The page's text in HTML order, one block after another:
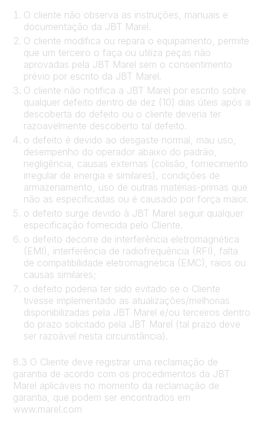
O cliente não observa as instruções, manuais e
documentação da JBT Marel.
O cliente modifica ou repara o equipamento, permite
que um terceiro o faça ou utiliza peças não
aprovadas pela JBT Marel sem o consentimento
prévio por escrito da JBT Marel.
O cliente não notifica a JBT Marel por escrito sobre
qualquer defeito dentro de dez (10) dias úteis após a
descoberta do defeito ou o cliente deveria ter
razoavelmente descoberto tal defeito.
o defeito é devido ao desgaste normal, mau uso,
desempenho do operador abaixo do padrão,
negligência, causas externas (colisão, fornecimento
irregular de energia e similares), condições de
armazenamento, uso de outras matérias-primas que
não as especificadas ou é causado por força maior.
o defeito surge devido à JBT Marel seguir qualquer
especificação fornecida pelo Cliente.
o defeito decorre de interferência eletromagnética
(EMI), interferência de radiofrequência (RFI), falta
de compatibilidade eletromagnética (EMC), raios ou
causas similares;
o defeito poderia ter sido evitado se o Cliente
tivesse implementado as atualizações/melhorias
disponibilizadas pela JBT Marel e/ou terceiros dentro
do prazo solicitado pela JBT Marel (tal prazo deve
ser razoável nesta circunstância).
8.3 O Cliente deve registrar uma reclamação de
garantia de acordo com os procedimentos da JBT
Marel aplicáveis no momento da reclamação de
garantia, que podem ser encontrados em
www.marel.com